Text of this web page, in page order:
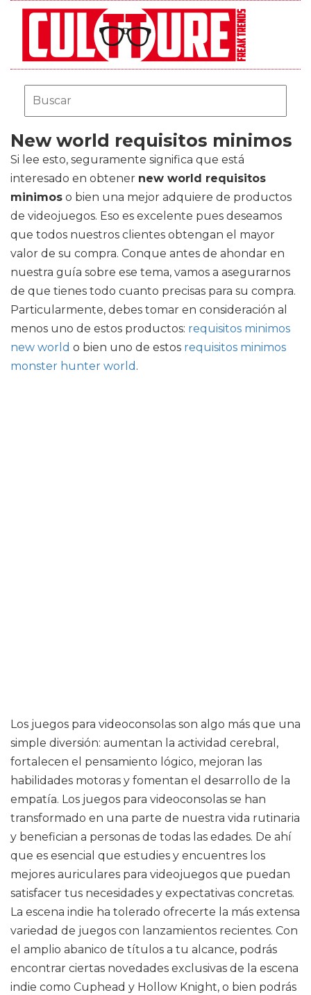
New world requisitos minimos
Si lee esto, seguramente significa que está
interesado en obtener new world requisitos
minimos o bien una mejor adquiere de productos
de videojuegos. Eso es excelente pues deseamos
que todos nuestros clientes obtengan el mayor
valor de su compra. Conque antes de ahondar en
nuestra guía sobre ese tema, vamos a asegurarnos
de que tienes todo cuanto precisas para su compra.
Particularmente, debes tomar en consideración al
menos uno de estos productos: requisitos minimos
new world o bien uno de estos requisitos minimos
monster hunter world .
Los juegos para videoconsolas son algo más que una
simple diversión: aumentan la actividad cerebral,
fortalecen el pensamiento lógico, mejoran las
habilidades motoras y fomentan el desarrollo de la
empatía. Los juegos para videoconsolas se han
transformado en una parte de nuestra vida rutinaria
y benefician a personas de todas las edades. De ahí
que es esencial que estudies y encuentres los
mejores auriculares para videojuegos que puedan
satisfacer tus necesidades y expectativas concretas.
La escena indie ha tolerado ofrecerte la más extensa
variedad de juegos con lanzamientos recientes. Con
el amplio abanico de títulos a tu alcance, podrás
encontrar ciertas novedades exclusivas de la escena
indie como Cuphead y Hollow Knight, o bien podrás